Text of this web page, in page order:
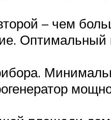
– чем
Оптимальный